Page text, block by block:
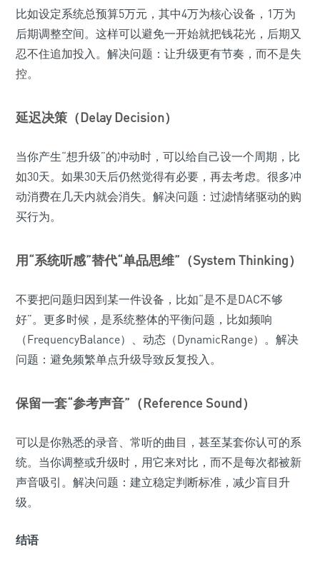
比如设定系统总预算5万元，其中4万为核心设备，1万为
后期调整空间。这样可以避免一开始就把钱花光，后期又
忍不住追加投入。解决问题：让升级更有节奏，而不是失
控。
延迟决策（Delay Decision）
当你产生“想升级”的冲动时，可以给自己设一个周期，比
如30天。如果30天后仍然觉得有必要，再去考虑。很多冲
动消费在几天内就会消失。解决问题：过滤情绪驱动的购
买行为。
用“系统听感”替代“单品思维”（System Thinking）
不要把问题归因到某一件设备，比如“是不是DAC不够
好”。更多时候，是系统整体的平衡问题，比如频响
（FrequencyBalance）、动态（DynamicRange）。解决
问题：避免频繁单点升级导致反复投入。
保留一套“参考声音”（Reference Sound）
可以是你熟悉的录音、常听的曲目，甚至某套你认可的系
统。当你调整或升级时，用它来对比，而不是每次都被新
声音吸引。解决问题：建立稳定判断标准，减少盲目升
级。
结语